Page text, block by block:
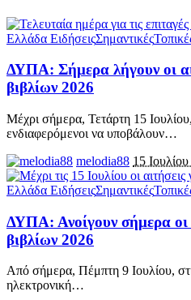
Ελλάδα ΕιδήσειςΣημαντικές
ΔΥΠΑ: Σήμερα λήγουν οι
βιβλίων 2026
Μέχρι σήμερα, Τετάρτη 15
ενδιαφερόμενοι να υποβάλουν…
melodia88 15
Ελλάδα ΕιδήσειςΣημαντικές
ΔΥΠΑ: Ανοίγουν σήμερα οι
βιβλίων 2026
Από σήμερα, Πέμπτη 9 Ιουλίου,
ηλεκτρονική…